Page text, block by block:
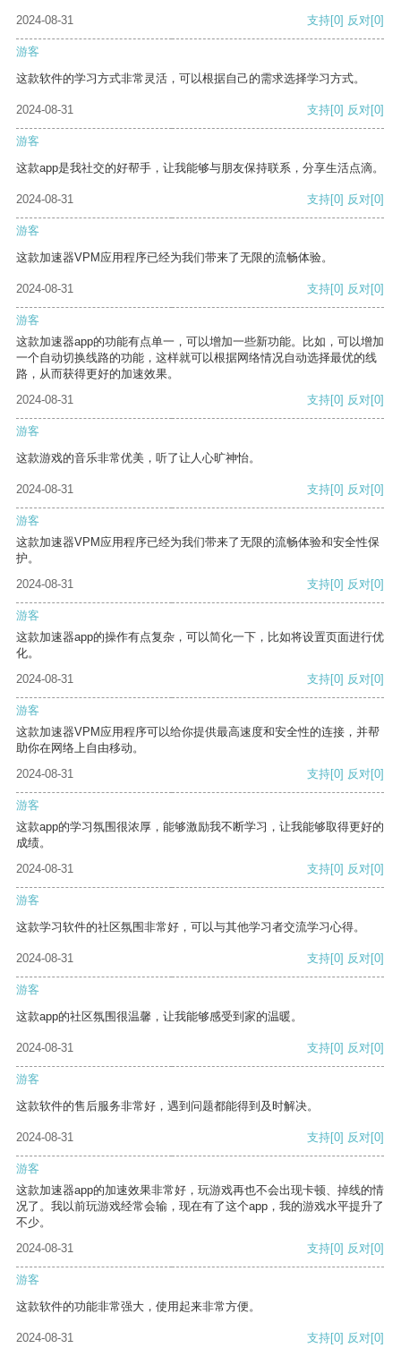
2024-08-31
支持[0] 反对[0]
游客
这款软件的学习方式非常灵活，可以根据自己的需求选择学习方式。
2024-08-31 支持[0] 反对[0]
游客
这款app是我社交的好帮手，让我能够与朋友保持联系，分享生活点滴。
2024-08-31 支持[0] 反对[0]
游客
这款加速器VPM应用程序已经为我们带来了无限的流畅体验。
2024-08-31 支持[0] 反对[0]
游客
这款加速器app的功能有点单一，可以增加一些新功能。比如，可以增加
一个自动切换线路的功能，这样就可以根据网络情况自动选择最优的线
路，从而获得更好的加速效果。
2024-08-31
支持[0] 反对[0]
游客
这款游戏的音乐非常优美，听了让人心旷神怡。
2024-08-31 支持[0] 反对[0]
游客
这款加速器VPM应用程序已经为我们带来了无限的流畅体验和安全性保
护。
2024-08-31
支持[0] 反对[0]
游客
这款加速器app的操作有点复杂，可以简化一下，比如将设置页面进行优
化。
2024-08-31
支持[0] 反对[0]
游客
这款加速器VPM应用程序可以给你提供最高速度和安全性的连接，并帮
助你在网络上自由移动。
2024-08-31
支持[0] 反对[0]
游客
这款app的学习氛围很浓厚，能够激励我不断学习，让我能够取得更好的
成绩。
2024-08-31
支持[0] 反对[0]
游客
这款学习软件的社区氛围非常好，可以与其他学习者交流学习心得。
2024-08-31 支持[0] 反对[0]
游客
这款app的社区氛围很温馨，让我能够感受到家的温暖。
2024-08-31 支持[0] 反对[0]
游客
这款软件的售后服务非常好，遇到问题都能得到及时解决。
2024-08-31 支持[0] 反对[0]
游客
这款加速器app的加速效果非常好，玩游戏再也不会出现卡顿、掉线的情
况了。我以前玩游戏经常会输，现在有了这个app，我的游戏水平提升了
不少。
2024-08-31
支持[0] 反对[0]
游客
这款软件的功能非常强大，使用起来非常方便。
2024-08-31 支持[0] 反对[0]